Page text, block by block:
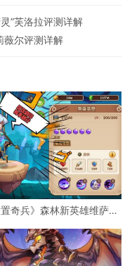
”芙洛拉评测详解
薇尔评测详解
置奇兵》森林新英雄维萨评